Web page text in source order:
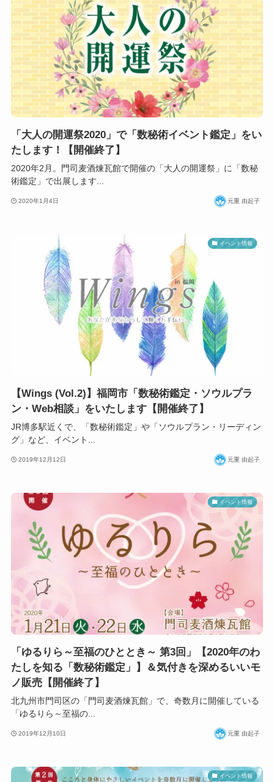
「大人の開運祭2020」で「数秘術イベント鑑定」をい
たします！【開催終了】
2020年2月。門司麦酒煉瓦館で開催の「大人の開運祭」に「数秘
術鑑定」で出展します...
2020年1月4日 元重 由起子
イベント情報
【Wings (Vol.2)】福岡市「数秘術鑑定・ソウルプラ
ン・Web相談」をいたします【開催終了】
JR博多駅近くで、「数秘術鑑定」や「ソウルプラン・リーディン
グ」など、イベント...
2019年12月12日 元重 由起子
イベント情報
「ゆるりら～至福のひととき～ 第3回」【2020年のわ
たしを知る「数秘術鑑定」】＆気付きを深めるいいモ
ノ販売【開催終了】
北九州市門司区の「門司麦酒煉瓦館」で、奇数月に開催している
「ゆるりら～至福の...
2019年12月10日 元重 由起子
イベント情報